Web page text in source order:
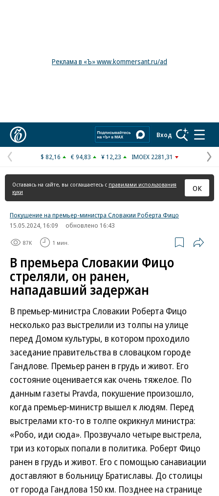
Реклама в «Ъ» www.kommersant.ru/ad
Вход
Предыдущая
страница
$ 82,16 € 94,83 ¥ 12,23 IMOEX 2281,31
Оставаясь на сайте, вы соглашаетесь с правилами использования
куки
ОК
Покушение на премьер-министра Словакии Роберта Фицо
15.05.2024, 16:09
обновлено 16:43
87K 1 мин.
В премьера Словакии Фицо
стреляли, он ранен,
нападавший задержан
В премьер-министра Словакии Роберта Фицо
несколько раз выстрелили из толпы на улице
перед Домом культуры, в котором проходило
заседание правительства в словацком городе
Гандлове. Премьер ранен в грудь и живот. Его
состояние оценивается как очень тяжелое. По
данным газеты Pravda, покушение произошло,
когда премьер-министр вышел к людям. Перед
выстрелами кто-то в толпе окрикнул министра:
«Робо, иди сюда». Прозвучало четыре выстрела,
три из которых попали в политика. Роберт Фицо
ранен в грудь и живот. Его с помощью санавиации
доставляют в больницу Братиславы. До столицы
от города Гандлова 150 км. Позднее на странице